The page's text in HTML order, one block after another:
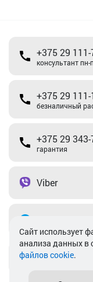
+375 29
консультант
+375 29
безналичный
+375 29 343-
гарантия
Viber
Cайт использует
анализа данных в
файлов cookie.